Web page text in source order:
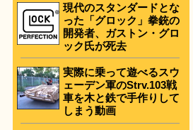
現代のスタンダードとな
った「グロック」拳銃の
開発者、ガストン・グロ
ック氏が死去
実際に乗って遊べるスウ
ェーデン軍のStrv.103戦
車を木と鉄で手作りして
しまう動画